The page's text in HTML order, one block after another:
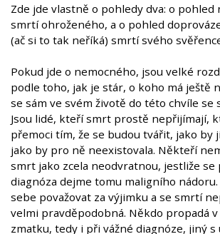
Zde jde vlastně o pohledy dva: o
smrtí ohroženého, a o pohled
(ač si to tak neříká) smrtí svého
Pokud jde o nemocného, jsou velké
podle toho, jak je stár, o koho má ještě
se sám ve svém životě do této chvíle se
Jsou lidé, kteří smrt prostě nepřijímají,
přemoci tím, že se budou tvářit, jako by
jako by pro ně neexistovala. Někteří
smrt jako zcela neodvratnou, jestliže se
diagnóza dejme tomu maligního
sebe považovat za výjimku a se smrtí
velmi pravděpodobná. Někdo propadá
zmatku, tedy i při vážné diagnóze, jiný